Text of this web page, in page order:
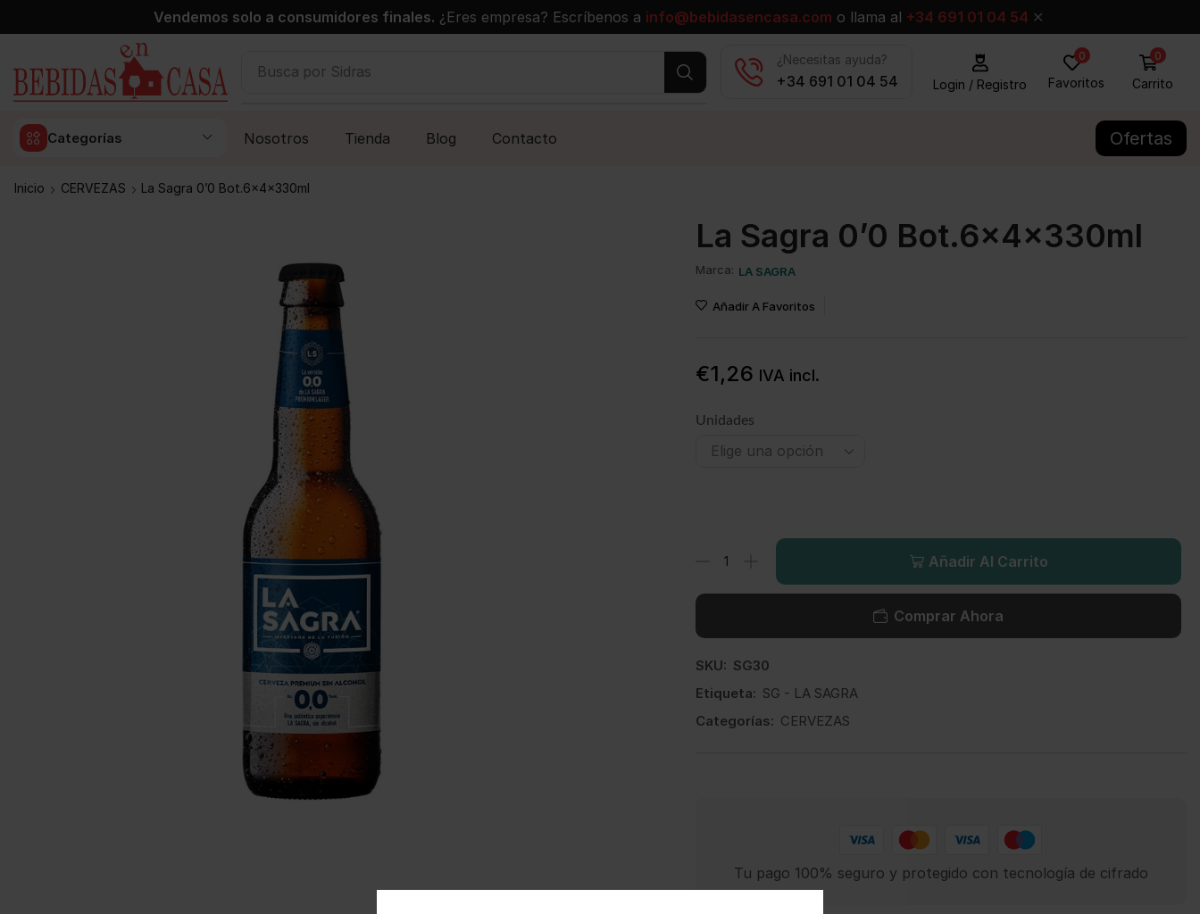
Vendemos solo a consumidores finales. ¿Eres empresa? Escríbenos a info@bebidasencasa.com o llama al +34 691 01 04 54 ✕
Busca por Sidras
¿Necesitas ayuda?
+34 691 01 04 54 Login / Registro
0
Favoritos
0
Carrito
Categorías Nosotros Tienda Blog Contacto Ofertas
Inicio CERVEZAS La Sagra 0’0 Bot.6x4x330ml
La Sagra 0’0 Bot.6x4x330ml
Marca: LA SAGRA
Añadir A Favoritos
€1,26 IVA incl.
Unidades
Añadir Al Carrito
Comprar Ahora
SKU: SG30
Etiqueta: SG - LA SAGRA
Categorías: CERVEZAS
Tu pago 100% seguro y protegido con tecnología de cifrado